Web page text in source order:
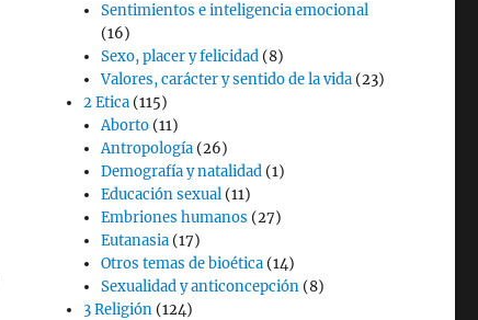
Sentimientos e inteligencia emocional
(16)
Sexo, placer y felicidad (8)
Valores, carácter y sentido de la vida (23)
2 Etica (115)
Aborto (11)
Antropología (26)
Demografía y natalidad (1)
Educación sexual (11)
Embriones humanos (27)
Eutanasia (17)
Otros temas de bioética (14)
Sexualidad y anticoncepción (8)
3 Religión (124)